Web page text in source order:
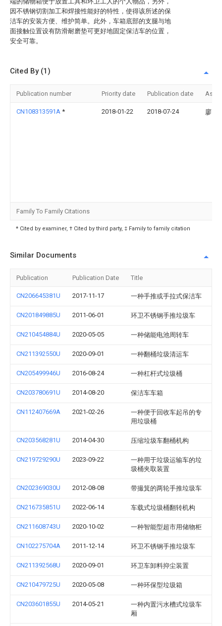
因不锈钢切割加工和焊接性能好的特性，使得该所述的保
洁车的安装方便、维护简单。此外，车箱底部的支腿与地
面接触位置设有防滑耐磨垫可更好地固定保洁车的位置，
安全可靠。
Cited By (1)
Publication number Priority date Publication date
CN108313591A * 2018-01-22 2018-07-24 廖昌
Family To Family Citations
* Cited by examiner, † Cited by third party, ‡ Family to family citation
Similar Documents
Publication Publication Date Title
CN206645381U 2017-11-17 一种手推或手拉式保洁车
CN201849885U 2011-06-01 环卫不锈钢手推垃圾车
CN210454884U 2020-05-05 一种储能电池周转车
CN211392550U 2020-09-01 一种翻桶垃圾清运车
CN205499946U 2016-08-24 一种杠杆式垃圾桶
CN203780691U 2014-08-20 保洁车车箱
CN112407669A 2021-02-26
一种便于回收车起吊的专
用垃圾桶
CN203568281U 2014-04-30 压缩垃圾车翻桶机构
CN219729290U 2023-09-22
一种用于垃圾运输车的垃
圾桶夹取装置
CN202369030U 2012-08-08 带撮箕的两轮手推垃圾车
CN216735851U 2022-06-14 车载式垃圾桶翻转机构
CN211608743U 2020-10-02 一种智能型超市用储物柜
CN102275704A 2011-12-14 环卫不锈钢手推垃圾车
CN211392568U 2020-09-01 环卫车卸料抑尘装置
CN210479725U 2020-05-08 一种环保型垃圾箱
CN203601855U 2014-05-21
一种内置污水槽式垃圾车
厢